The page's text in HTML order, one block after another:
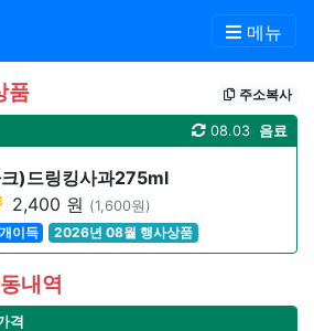
메뉴
품 주소복사
음료
08.03
)드링킹사과275ml
2,400 원 (1,600원)
이득 2026년 08월 행사상품
내역
격